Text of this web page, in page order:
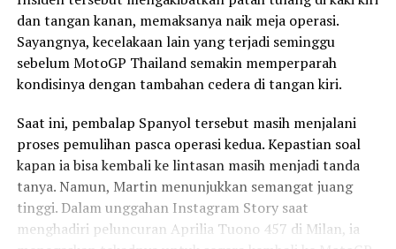
dan tangan kanan, memaksanya naik meja operasi.
Sayangnya, kecelakaan lain yang terjadi seminggu
sebelum MotoGP Thailand semakin memperparah
kondisinya dengan tambahan cedera di tangan kiri.
Saat ini, pembalap Spanyol tersebut masih menjalani
proses pemulihan pasca operasi kedua. Kepastian soal
kapan ia bisa kembali ke lintasan masih menjadi tanda
tanya. Namun, Martin menunjukkan semangat juang
tinggi. Dalam unggahan Instagram Story saat
menghadiri peluncuran Aprilia Tuono 457 di Milan, ia